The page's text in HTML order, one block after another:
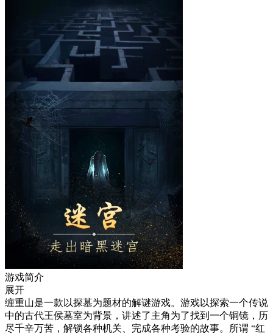
游戏简介
展开
缠重山是一款以探墓为题材的解谜游戏。游戏以探索一个传说
中的古代王侯墓室为背景，讲述了主角为了找到一个铜镜，历
尽千辛万苦，解锁各种机关、完成各种考验的故事。所谓 “红